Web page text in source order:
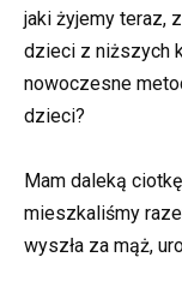
jaki żyjemy teraz,
dzieci z niższych
nowoczesne
dzieci?
Mam daleką
mieszkaliśmy
wyszła za mąż,